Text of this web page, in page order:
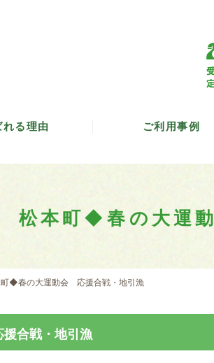
松本町◆春の大運
◆春の大運動会 応援合戦・地引漁
合戦・地引漁
れる理由 ご利用事例